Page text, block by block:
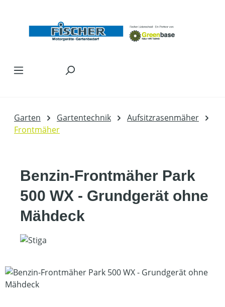
Garten Gartentechnik
Aufsitzrasenmäher
Frontmäher
Benzin-Frontmäher Park
500 WX - Grundgerät ohne
Mähdeck
Bildergalerie überspringen